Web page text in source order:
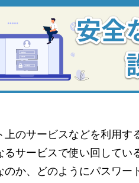
上のサービスなどを利用
るサービスで使い回してい
のか、どのようにパスワー